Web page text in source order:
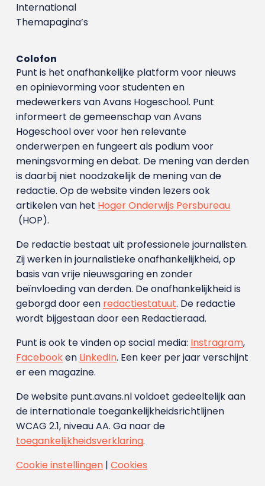
International
Themapagina’s
Colofon
Punt is het onafhankelijke platform voor nieuws
en opinievorming voor studenten en
medewerkers van Avans Hoge­school. Punt
informeert de gemeenschap van Avans
Hogeschool over voor hen relevante
onderwerpen en fungeert als podium voor
meningsvorming en debat. De mening van derden
is daarbij niet noodzakelijk de mening van de
redactie. Op de website vinden lezers ook
artikelen van het Hoger Onderwijs Persbureau
(HOP).
De redactie bestaat uit professionele journalisten.
Zij werken in journalistieke onafhankelijkheid, op
basis van vrije nieuwsgaring en zonder
beïnvloeding van derden. De onafhankelijkheid is
geborgd door een redactiestatuut. De redactie
wordt bijgestaan door een Redactieraad.
Punt is ook te vinden op social media: Instragram,
Facebooken LinkedIn. Een keer per jaar verschijnt
er een magazine.
De website punt.avans.nl voldoet gedeeltelijk aan
de internationale toegankelijkheidsrichtlijnen
WCAG 2.1, niveau AA. Ga naar de
toegankelijkheidsverklaring.
Cookie instellingen| Cookies